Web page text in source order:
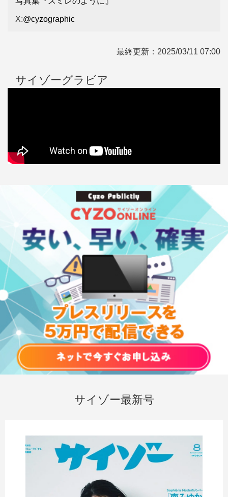
X:@cyzographic
最終更新： 2025/03/11 07:00
サイゾーグラビア
サイゾー最新号